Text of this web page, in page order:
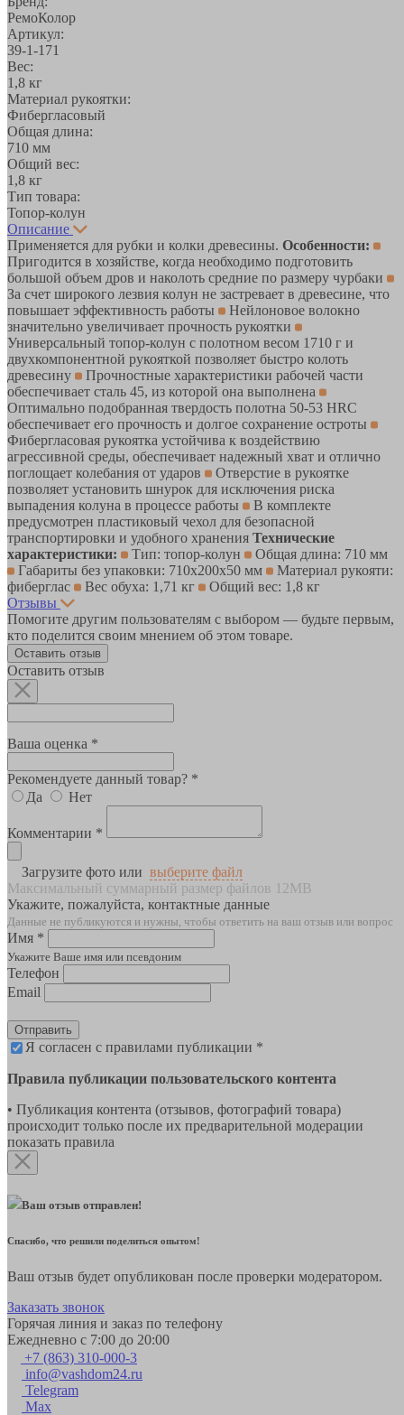
РемоКолор
Артикул:
39-1-171
Вес:
1,8 кг
Материал рукоятки:
Фибергласовый
Общая длина:
710 мм
Общий вес:
1,8 кг
Тип товара:
Топор-колун
Описание
Применяется для рубки и колки древесины. Особенности:
Пригодится в хозяйстве, когда необходимо подготовить
большой объем дров и наколоть средние по размеру чурбаки
За счет широкого лезвия колун не застревает в древесине, что
повышает эффективность работы
Нейлоновое волокно
значительно увеличивает прочность рукоятки
Универсальный топор-колун с полотном весом 1710 г и
двухкомпонентной рукояткой позволяет быстро колоть
древесину
Прочностные характеристики рабочей части
обеспечивает сталь 45, из которой она выполнена
Оптимально подобранная твердость полотна 50-53 HRC
обеспечивает его прочность и долгое сохранение остроты
Фибергласовая рукоятка устойчива к воздействию
агрессивной среды, обеспечивает надежный хват и отлично
поглощает колебания от ударов
Отверстие в рукоятке
позволяет установить шнурок для исключения риска
выпадения колуна в процессе работы
В комплекте
предусмотрен пластиковый чехол для безопасной
транспортировки и удобного хранения Технические
характеристики:
Тип: топор-колун
Общая длина: 710 мм
Габариты без упаковки: 710х200х50 мм
Материал рукояти:
фиберглас
Вес обуха: 1,71 кг
Общий вес: 1,8 кг
Отзывы
Помогите другим пользователям с выбором — будьте первым,
кто поделится своим мнением об этом товаре.
Оставить отзыв
Оставить отзыв
Ваша оценка *
Рекомендуете данный товар? *
Да
Нет
Комментарии *
Загрузите фото или выберите файл
Максимальный суммарный размер файлов 12MB
Укажите, пожалуйста, контактные данные
Данные не публикуются и нужны, чтобы ответить на ваш отзыв или вопрос
Имя *
Укажите Ваше имя или псевдоним
Телефон
Email
Отправить
Я согласен с правилами публикации *
Правила публикации пользовательского контента
• Публикация контента (отзывов, фотографий товара)
происходит только после их предварительной модерации
показать правила
Ваш отзыв отправлен!
Спасибо, что решили поделиться опытом!
Ваш отзыв будет опубликован после проверки модератором.
Заказать звонок
Горячая линия и заказ по телефону
Ежедневно с 7:00 до 20:00
+7 (863) 310-000-3
info@vashdom24.ru
Telegram
Max